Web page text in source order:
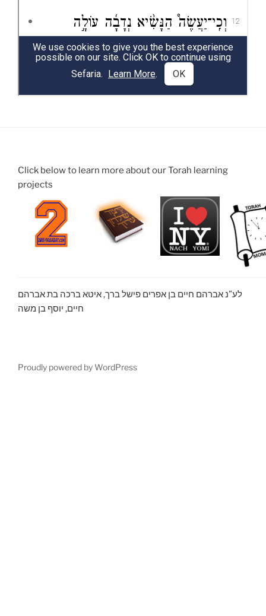
Click below to learn more about our Torah learning
projects
לע”נ אברהם חיים בן אפרים פישל ברך, איטא ברכה בת אברהם
חיים, יוסף בן משה
Proudly powered by WordPress